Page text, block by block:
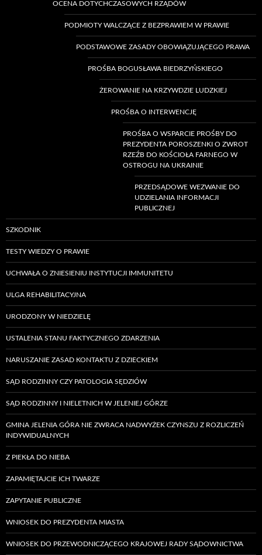
OCENA DOTYCHCZASOWYCH RZĄDÓW
PODMIOTY WALCZĄCE Z BEZPRAWIEM W PRAWIE
PODSTAWOWE ZASADY OBOWIĄZUJĄCEGO PRAWA
PROŚBA BOGUSŁAWA BIEDRZYŃSKIEGO
ŻEROWANIE NA KRZYWDZIE LUDZKIEJ
PROŚBA O INTERWENCJĘ
PROŚBA O WSPARCIE PROŚBY DO
PREZYDENTA POROSZENKI O ZWROT
RZEŹB DO KOŚCIOŁA FARNEGO W
OSTROGU NA UKRAINIE
PRZEDSĄDOWE WEZWANIE DO
UDZIELANIA INFORMACJI
PUBLICZNEJ
SZKODNIK
TESTY WIEDZY O PRAWIE
UCHWAŁA O ZNIESIENIU INSTYTUCJI IMMUNITETU
ULGA REHABILITACYJNA
URODZONY W NIEDZIELĘ
USTALENIA STANU FAKTYCZNEGO ZDARZENIA
NARUSZANIE ZASAD KONTAKTU Z DZIECKIEM
SĄD RODZINNY CZY PATOLOGIA SĘDZIÓW
SĄD RODZINNY I NIELETNICH W JELENIEJ GÓRZE
GMINA JELENIA GÓRA NIE ZWRACA NADWYŻEK CZYNSZU Z ROZLICZEŃ
INDYWIDUALNYCH
Z PIEKŁA DO NIEBA
ZAPAMIĘTAJCIE ICH TWARZE
ZAPYTANIE PUBLICZNE
WNIOSEK DO PREZYDENTA MIASTA
WNIOSEK DO PRZEWODNICZĄCEGO KRAJOWEJ RADY SĄDOWNICTWA